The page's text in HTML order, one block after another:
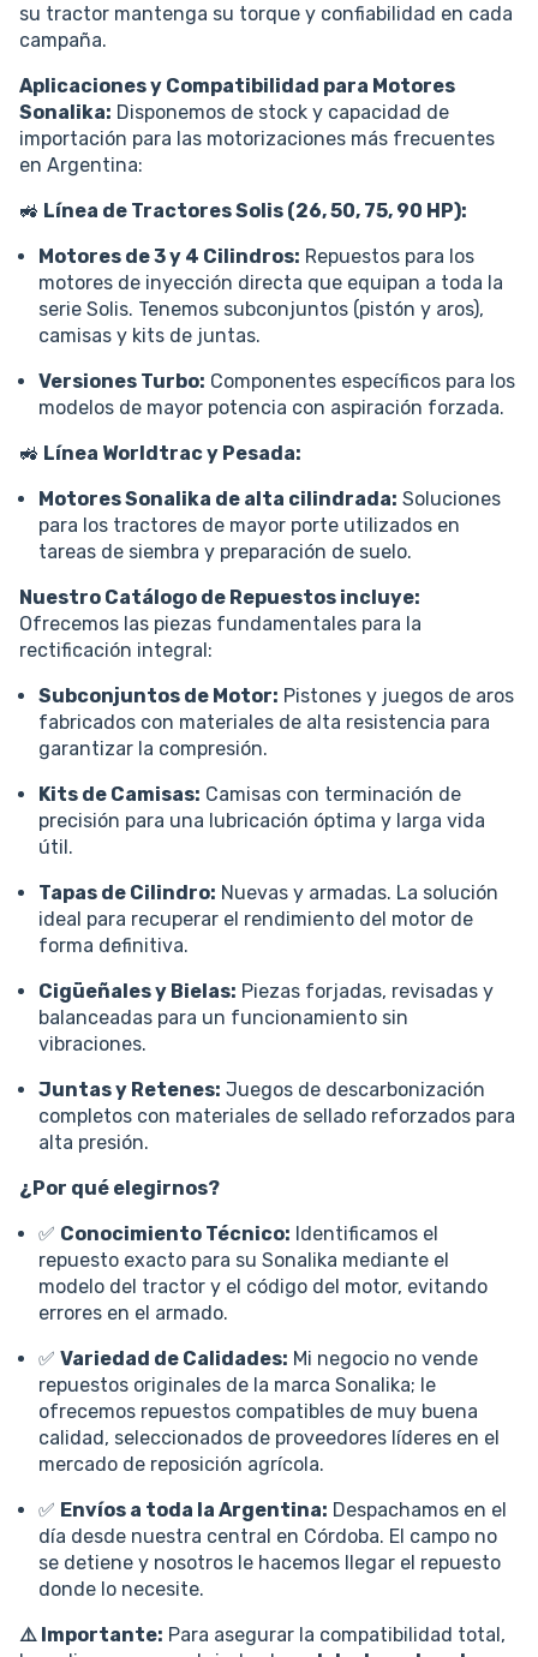
su tractor mantenga su torque y confiabilidad en cada
campaña.
Aplicaciones y Compatibilidad para Motores
Sonalika: Disponemos de stock y capacidad de
importación para las motorizaciones más frecuentes
en Argentina:
🚜 Línea de Tractores Solis (26, 50, 75, 90 HP):
Motores de 3 y 4 Cilindros: Repuestos para los
motores de inyección directa que equipan a toda la
serie Solis. Tenemos subconjuntos (pistón y aros),
camisas y kits de juntas.
Versiones Turbo: Componentes específicos para los
modelos de mayor potencia con aspiración forzada.
🚜 Línea Worldtrac y Pesada:
Motores Sonalika de alta cilindrada: Soluciones
para los tractores de mayor porte utilizados en
tareas de siembra y preparación de suelo.
Nuestro Catálogo de Repuestos incluye:
Ofrecemos las piezas fundamentales para la
rectificación integral:
Subconjuntos de Motor: Pistones y juegos de aros
fabricados con materiales de alta resistencia para
garantizar la compresión.
Kits de Camisas: Camisas con terminación de
precisión para una lubricación óptima y larga vida
útil.
Tapas de Cilindro: Nuevas y armadas. La solución
ideal para recuperar el rendimiento del motor de
forma definitiva.
Cigüeñales y Bielas: Piezas forjadas, revisadas y
balanceadas para un funcionamiento sin
vibraciones.
Juntas y Retenes: Juegos de descarbonización
completos con materiales de sellado reforzados para
alta presión.
¿Por qué elegirnos?
✅ Conocimiento Técnico: Identificamos el
repuesto exacto para su Sonalika mediante el
modelo del tractor y el código del motor, evitando
errores en el armado.
✅ Variedad de Calidades: Mi negocio no vende
repuestos originales de la marca Sonalika; le
ofrecemos repuestos compatibles de muy buena
calidad, seleccionados de proveedores líderes en el
mercado de reposición agrícola.
✅ Envíos a toda la Argentina: Despachamos en el
día desde nuestra central en Córdoba. El campo no
se detiene y nosotros le hacemos llegar el repuesto
donde lo necesite.
⚠️ Importante: Para asegurar la compatibilidad total,